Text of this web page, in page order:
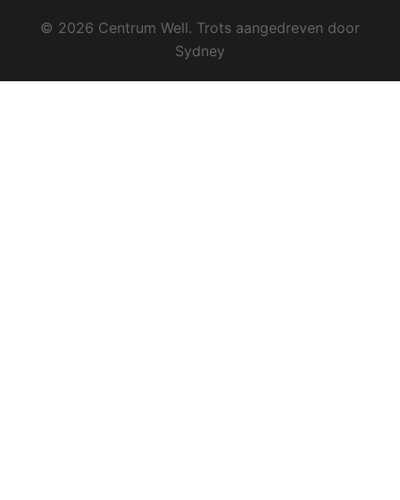
© 2026 Centrum Well. Trots aangedreven door
Sydney